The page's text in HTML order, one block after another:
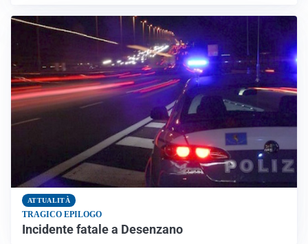
ATTUALITÀ
TRAGICO EPILOGO
Incidente fatale a Desenzano